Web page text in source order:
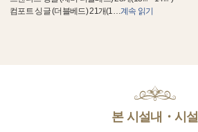
컴포트 싱글 (더블베드) 21개(1…계속 읽기
본 시설내・시설